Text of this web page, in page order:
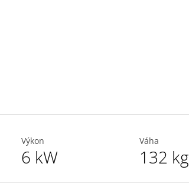
Výkon
6 kW
Váha
132 kg